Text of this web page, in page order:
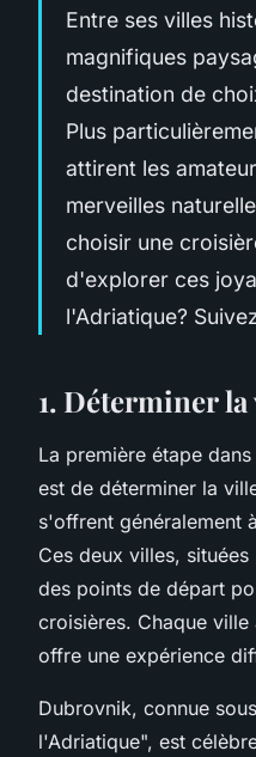
Entre ses villes
magnifiques
destination de
Plus
attirent les
merveilles
choisir une
d'explorer ces
l'Adriatique?
1. Déterminer
La première étape
est de déterminer la
s'offrent généralement
Ces deux villes,
des points de départ
croisières. Chaque
offre une expérience
Dubrovnik, connue
l'Adriatique", est